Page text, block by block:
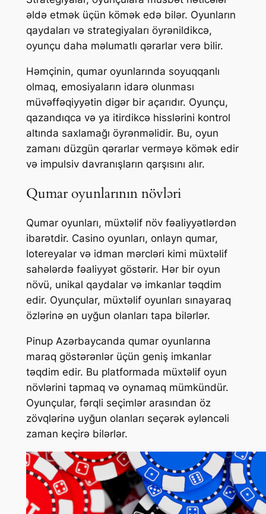
əldə etmək üçün kömək edə bilər. Oyunların
qaydaları və strategiyaları öyrənildikcə,
oyunçu daha məlumatlı qərarlar verə bilir.
Həmçinin, qumar oyunlarında soyuqqanlı
olmaq, emosiyaların idarə olunması
müvəffəqiyyətin digər bir açarıdır. Oyunçu,
qazandıqca və ya itirdikcə hisslərini kontrol
altında saxlamağı öyrənməlidir. Bu, oyun
zamanı düzgün qərarlar verməyə kömək edir
və impulsiv davranışların qarşısını alır.
Qumar oyunlarının növləri
Qumar oyunları, müxtəlif növ fəaliyyətlərdən
ibarətdir. Casino oyunları, onlayn qumar,
lotereyalar və idman mərcləri kimi müxtəlif
sahələrdə fəaliyyət göstərir. Hər bir oyun
növü, unikal qaydalar və imkanlar təqdim
edir. Oyunçular, müxtəlif oyunları sınayaraq
özlərinə ən uyğun olanları tapa bilərlər.
Pinup Azərbaycanda qumar oyunlarına
maraq göstərənlər üçün geniş imkanlar
təqdim edir. Bu platformada müxtəlif oyun
növlərini tapmaq və oynamaq mümkündür.
Oyunçular, fərqli seçimlər arasından öz
zövqlərinə uyğun olanları seçərək əyləncəli
zaman keçirə bilərlər.